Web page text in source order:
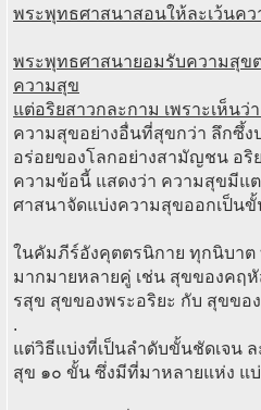
พระพุทธศาสนาสอนให้ละเว้นค
พระพุทธศาสนายอมรับความสุข
ความสุข
แต่อริยสาวกละกาม เพราะเห็น
ความสุขอย่างอื่นที่สุขกว่า ลึกซึ้ง
อร่อยของโลกอย่างสามัญชน อ
ความข้อนี้ แสดงว่า ความสุขมีแ
ศาสนาจัดแบ่งความสุขออกเป็นขั้
ในคัมภีร์อังคุตตรนิกาย ทุกนิบาต
มากมายหลายคู่ เช่น สุขของคฤ
รสุข สุขของพระอริยะ กับ สุขขอ
.
แต่วิธีแบ่งที่เป็นลำดับขั้นชัดเจน
สุข ๑๐ ขั้น ซึ่งมีที่มาหลายแห่ง แ